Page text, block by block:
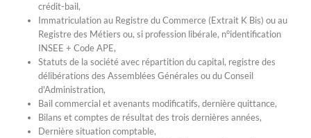
crédit-bail,
Immatriculation au Registre du Commerce (Extrait K Bis) ou au
Registre des Métiers ou, si profession libérale, n°identification
INSEE + Code APE,
Statuts de la société avec répartition du capital, registre des
délibérations des Assemblées Générales ou du Conseil
d'Administration,
Bail commercial et avenants modificatifs, dernière quittance,
Bilans et comptes de résultat des trois dernières années,
Dernière situation comptable,